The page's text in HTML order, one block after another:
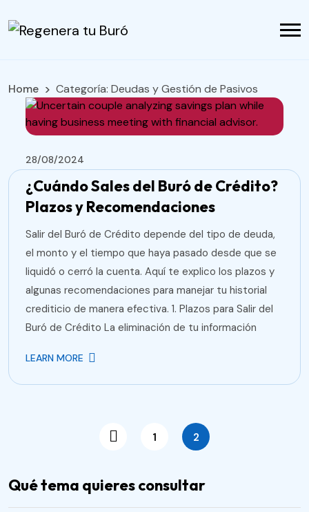
Home Categoría: Deudas y Gestión de Pasivos
28/08/2024
¿Cuándo Sales del Buró de Crédito?
Plazos y Recomendaciones
Salir del Buró de Crédito depende del tipo de deuda,
el monto y el tiempo que haya pasado desde que se
liquidó o cerró la cuenta. Aquí te explico los plazos y
algunas recomendaciones para manejar tu historial
crediticio de manera efectiva. 1. Plazos para Salir del
Buró de Crédito La eliminación de tu información
LEARN MORE
1 2
Qué tema quieres consultar